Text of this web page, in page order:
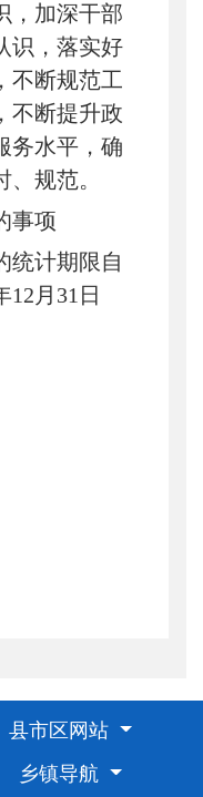
，加深干部
识，落实好
不断规范工
不断提升政
务水平，确
规范。
事项
统计期限自
12月31日
县市区网站
乡镇导航